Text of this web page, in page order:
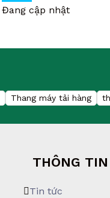
Đang cập nhật
Thang máy tải hàng
THÔNG
Tin tức